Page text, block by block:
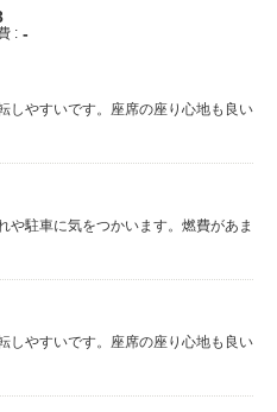
: -
しやすいです。座席の座り心地も良い
や駐車に気をつかいます。燃費があま
しやすいです。座席の座り心地も良い